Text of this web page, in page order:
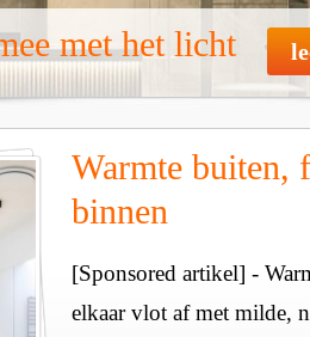
met het licht
Warmte buiten,
binnen
[Sponsored artikel] -
elkaar vlot af met milde,